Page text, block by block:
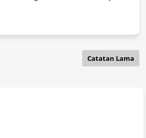
Catatan Lama